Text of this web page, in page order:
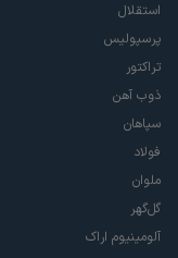
استقلال
پرسپولیس
تراکتور
ذوب آهن
سپاهان
فولاد
ملوان
گل‌گهر
آلومینیوم اراک